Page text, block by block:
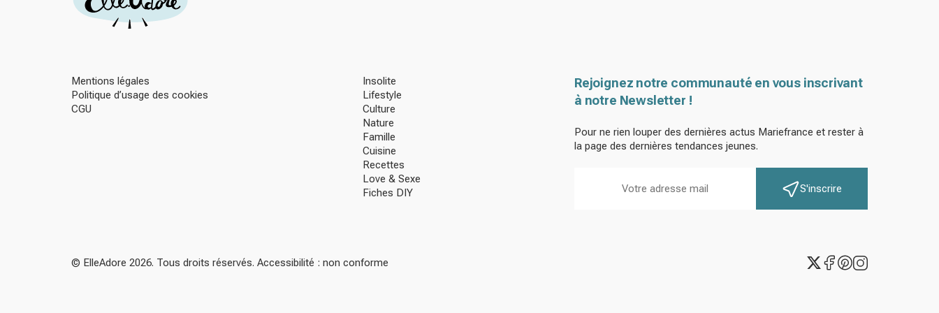
Mentions légales
Politique d’usage des cookies
CGU
Insolite
Lifestyle
Culture
Nature
Famille
Cuisine
Recettes
Love & Sexe
Fiches DIY
Rejoignez notre communauté en vous inscrivant
à notre Newsletter !
Pour ne rien louper des dernières actus Mariefrance et rester à
la page des dernières tendances jeunes.
S'inscrire
© ElleAdore 2026. Tous droits réservés. Accessibilité : non conforme